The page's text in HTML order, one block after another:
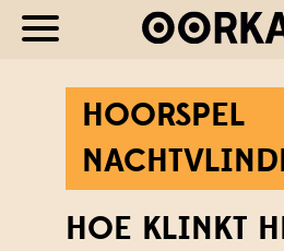
HOORSPEL
HOE KLINKT